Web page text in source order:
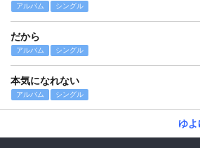
アルバム シングル
だから
アルバム シングル
本気になれない
アルバム シングル
ゆ